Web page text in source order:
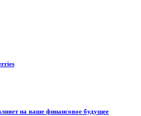
на ваше финансовое будущее